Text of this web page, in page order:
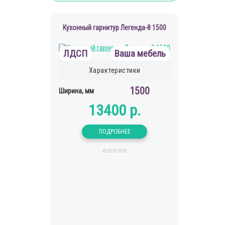
Кухонный гарнитур Легенда-8 1500
ЛДСП Ваша мебель
Характеристики
Ширина, мм 1500
13400 р.